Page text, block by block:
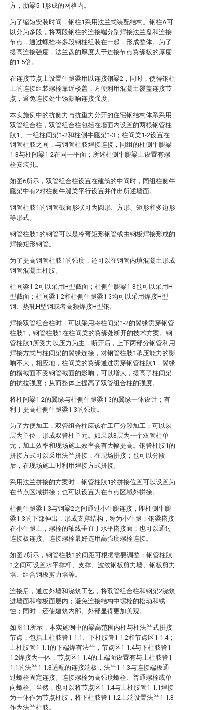
方，肋梁5-1形成的网格内。
为了缩短安装时间，钢柱1采用法兰式装配结构。钢柱A可
以分为多段，将两段钢柱的连接端分别焊接法兰盘和连接
节点，通过螺栓将多段钢柱组装在一起，形成整体。为了
提高连接强度，法兰盘的厚度大于连接节点翼缘板的厚度
的1.5倍。
在连接节点上设置牛腿梁用以连接钢梁2，同时，使得钢柱
上的连接组装螺栓靠近楼盖，方便利用混凝土覆盖连接节
点，避免连接处生锈影响连接强度。
本实施例中的抗侧力与抗重力分开的住宅钢结构体系采用
双管组合柱，双管组合柱包括在墙面内设置的两根钢管柱
肢1、一组柱间梁1-2和柱侧牛腿梁1-3；柱间梁1-2设置在
钢管柱肢之间，与钢管柱肢焊接连接，同组的柱侧牛腿梁
1-3与柱间梁1-2在同一平面；所述柱侧牛腿梁上设置有螺
栓安装孔。
如图6所示，双管组合柱设置在建筑的中间时，同组柱侧牛
腿梁中有2对柱侧牛腿梁平行设置并伸出所述墙面。
钢管柱肢1的钢管截面形状可为圆形、方形、矩形和多边形
等形式。
钢管柱肢1的钢管可以是冷弯矩形钢管或由钢板焊接形成的
焊接矩形钢管。
为了提高钢管柱肢1的强度，还可以在钢管内填混凝土形成
钢管混凝土柱肢。
柱间梁1-2可以采用H型截面；柱侧牛腿梁1-3也可以采用H
型截面；柱间梁1-2和柱侧牛腿梁1-3均可以采用焊接H型
钢、热轧H型钢或者高频焊接H型钢。
焊接双管组合柱时，可以采用将柱间梁1-2的翼缘贯穿钢管
柱肢1，钢管柱肢1在柱间梁的翼缘处断开的技术方案。钢
管柱肢1所受力以压力为主，断开后，上下两部分钢管利用
焊接方式与柱间梁的翼缘连接，对钢管柱肢1承压能力的影
响不大，相应地，柱间梁的翼缘通过贯穿钢管柱肢1，翼缘
的横截面不受钢管截面的影响，可以增大，提高了柱间梁
的抗拉强度；从而整体上提高了双管组合柱的强度。
将柱间梁1-2的翼缘与柱侧牛腿梁1-3的翼缘一体设计；有
利于提高柱侧牛腿梁1-3的强度。
为了方便加工，双管组合柱应该在工厂分段加工；可以以
层为单位，形成双管柱单元。如果以3层为一个双管柱单
元，加工效率和现场施工效率会有大幅提高。钢管柱肢1的
拼接方式可以采用法兰拼接，在现场拼接；也可以分段
后，在现场施工时利用焊接方式拼接。
采用法兰拼接的方案时，钢管柱肢1的拼接位置可以设置为
在节点区域拼接；也可以设置为在节点区域外拼接。
柱侧牛腿梁1-3与钢梁2之间通过小牛腿连接，即柱侧牛腿
梁1-3的下部伸出，形成支撑结构，称为小牛腿；钢梁搭接
在小牛腿上，螺栓的轴线垂直于水平搭接面；也可以通过
连接板连接。连接螺栓最好选用高强度螺栓连接。
如图7所示，钢管柱肢1的间距可根据需要调整；钢管柱肢
1之间可设置水平撑杆、支撑、波纹钢板剪力墙、钢板剪力
墙、组合钢板剪力墙等。
连接后，通过外墙和浇筑工艺，将双管组合柱和钢梁2浇筑
进墙面和楼板面层内；避免连接结构中螺栓的松动和锈
蚀；同时，还使建筑内部、外部显得更加美观。
如图11所示，本实施例中的梁高范围内柱与柱法兰式拼接
节点，包括上柱肢管1-1.1、下柱肢管1-1.2和节点区1-1.4；
上柱肢管1-1.1的下端焊有法兰，节点区1-1.4与下柱肢管1-
1.2焊接为一体，节点区1-1.4的上端面设置有与上柱肢管1-
1.1的法兰1-1.3适配的连接端板，法兰1-1.3与连接端板通
过螺栓固定连接。连接螺栓为高强度螺栓、普通螺栓或单
向螺栓。当然，也可以将节点区1-1.4与上柱肢管1-1.1焊接
为一体作为节点柱肢，将下柱肢管1-1.2上端设置法兰1-1.3
作为法兰柱肢。